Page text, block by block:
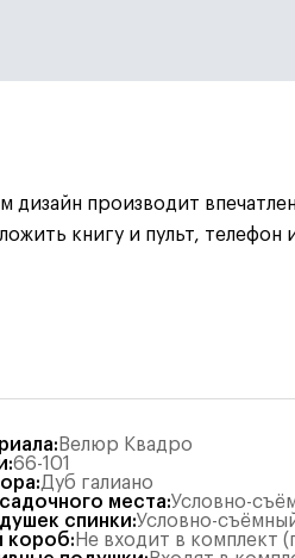
производит
книгу и пульт, телефон
: Велюр Квадро
:66-101
:Дуб галиано
места:Условно-
спинки:Условно-
короб: Не входит в комплект